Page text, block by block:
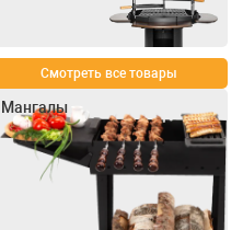
Смотреть все товары
Мангалы